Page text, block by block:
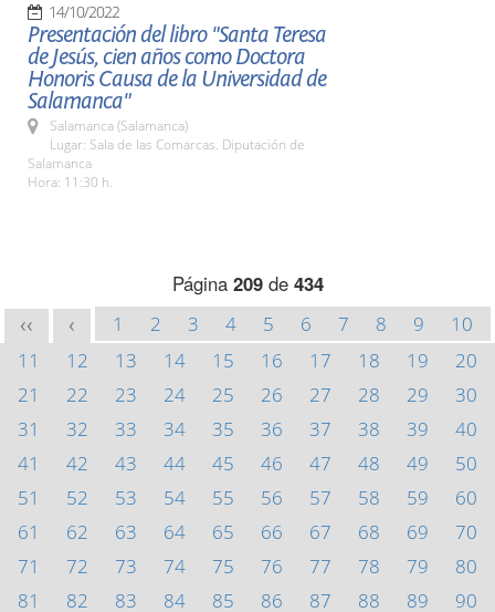
14/10/2022
Presentación del libro "Santa Teresa
de Jesús, cien años como Doctora
Honoris Causa de la Universidad de
Salamanca"
Salamanca (Salamanca)
Lugar: Sala de las Comarcas. Diputación de
Salamanca
Hora: 11:30 h.
Página 209de 434
<< < 1 2 3 4 5 6 7 8 9
10
11
12 13 14 15 16 17 18 19
20
21
22 23 24 25 26 27 28 29
30
31
32 33 34 35 36 37 38 39
40
41
42 43 44 45 46 47 48 49
50
51
52 53 54 55 56 57 58 59
60
61
62 63 64 65 66 67 68 69
70
71
72 73 74 75 76 77 78 79
80
81
82 83 84 85 86 87 88 89
90